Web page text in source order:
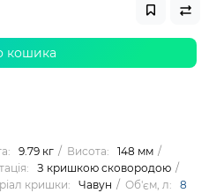
кошика
9.79 кг Висота:
148 мм
З кришкою сковородою
кришки: Чавун Об'єм, л:
8